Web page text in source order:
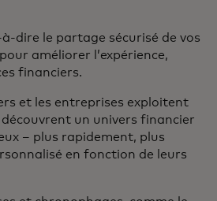
à-dire le partage sécurisé de vos
améliorer l’expérience,
financiers.
et les entreprises exploitent
un univers financier
– plus rapidement, plus
en fonction de leurs